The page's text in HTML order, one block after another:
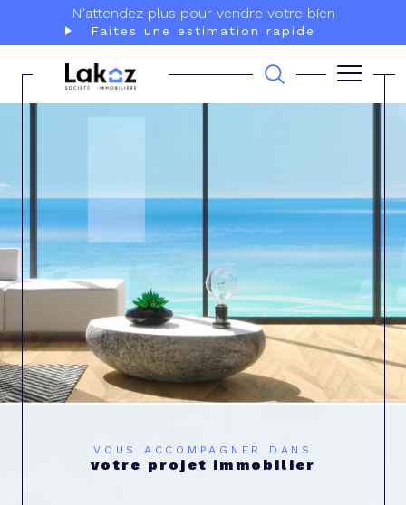
N'attendez plus pour vendre votre bien
Faites une estimation rapide
VOUS ACCOMPAGNER DANS
votre projet immobilier